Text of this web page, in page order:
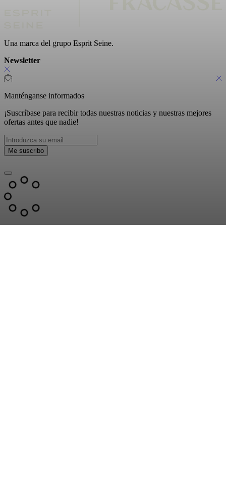
Una marca del grupo Esprit Seine.
Newsletter
Manténganse informados
¡Suscríbase para recibir todas nuestras noticias y nuestras mejores
ofertas antes que nadie!